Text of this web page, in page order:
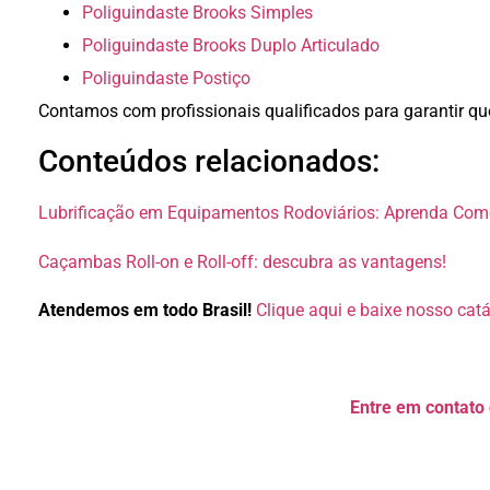
Poliguindaste Brooks Simples
Poliguindaste Brooks Duplo Articulado
Poliguindaste Postiço
Contamos com profissionais qualificados para garantir
Conteúdos relacionados:
Lubrificação em Equipamentos Rodoviários: Aprenda
Caçambas Roll-on e Roll-off: descubra as vantagens!
Atendemos em todo Brasil! Clique aqui e baixe nosso
Entre em